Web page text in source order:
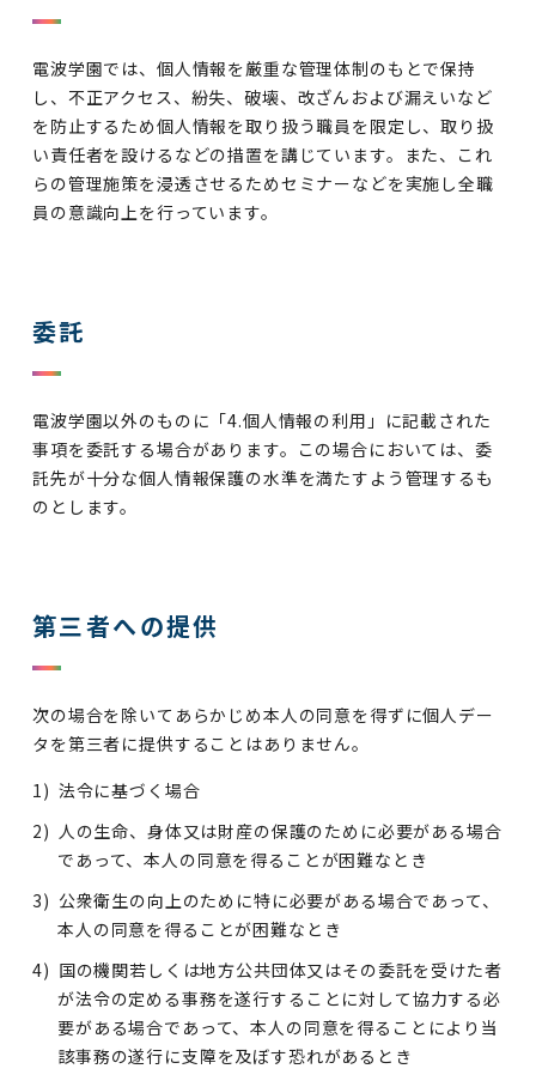
電波学園では、個人情報を厳重な管理体制のもとで保持
し、不正アクセス、紛失、破壊、改ざんおよび漏えいなど
を防止するため個人情報を取り扱う職員を限定し、取り扱
い責任者を設けるなどの措置を講じています。また、これ
らの管理施策を浸透させるためセミナーなどを実施し全職
員の意識向上を行っています。
委託
電波学園以外のものに「4.個人情報の利用」に記載された
事項を委託する場合があります。この場合においては、委
託先が十分な個人情報保護の水準を満たすよう管理するも
のとします。
第三者への提供
次の場合を除いてあらかじめ本人の同意を得ずに個人デー
タを第三者に提供することはありません。
法令に基づく場合
人の生命、身体又は財産の保護のために必要がある場合
であって、本人の同意を得ることが困難なとき
公衆衛生の向上のために特に必要がある場合であって、
本人の同意を得ることが困難なとき
国の機関若しくは地方公共団体又はその委託を受けた者
が法令の定める事務を遂行することに対して協力する必
要がある場合であって、本人の同意を得ることにより当
該事務の遂行に支障を及ぼす恐れがあるとき